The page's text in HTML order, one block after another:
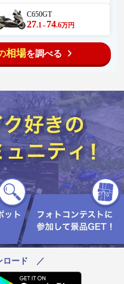
C650GT
27.1 ～ 74.6万円
相場を調べる
ロード ／